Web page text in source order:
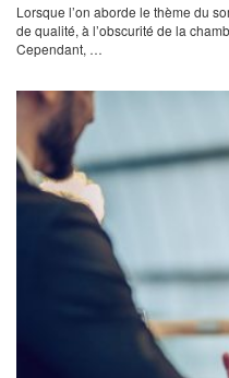
Lorsque l’on aborde le thème du
de qualité, à l’obscurité de la
Cependant, …